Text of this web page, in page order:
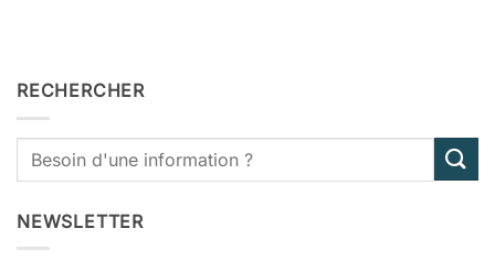
RECHERCHER
NEWSLETTER